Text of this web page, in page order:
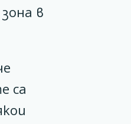
в
са